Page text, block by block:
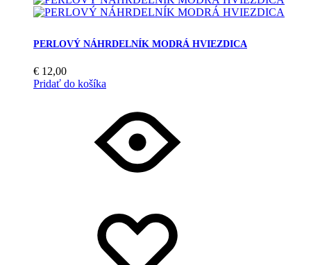
PERLOVÝ NÁHRDELNÍK MODRÁ HVIEZDICA
€ 12,00
Pridať do košíka